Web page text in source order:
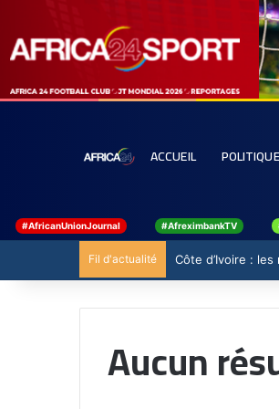
ACCUEIL POLITIQUE
#AfricanUnionJournal #AfreximbankTV
Fil d'actualité Côte d’Ivoire :
Aucun